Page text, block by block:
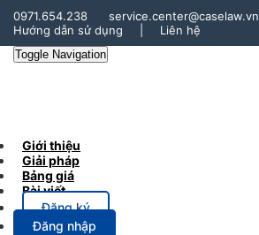
0971.654.238
service.center@caselaw.vn
Hướng dẫn sử dụng
Liên hệ
Toggle Navigation
Giới thiệu
Giải pháp
Bảng giá
Bài viết
Đăng ký
Đăng nhập